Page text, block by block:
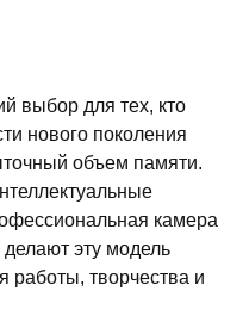
выбор для тех, кто
нового поколения
объем памяти.
камера
эту модель
творчества и